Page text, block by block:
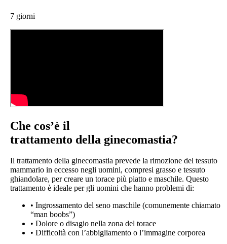
7 giorni
Che cos’è il
trattamento della ginecomastia?
Il trattamento della ginecomastia prevede la rimozione del tessuto
mammario in eccesso negli uomini, compresi grasso e tessuto
ghiandolare, per creare un torace più piatto e maschile. Questo
trattamento è ideale per gli uomini che hanno problemi di:
• Ingrossamento del seno maschile (comunemente chiamato
“man boobs”)
• Dolore o disagio nella zona del torace
• Difficoltà con l’abbigliamento o l’immagine corporea